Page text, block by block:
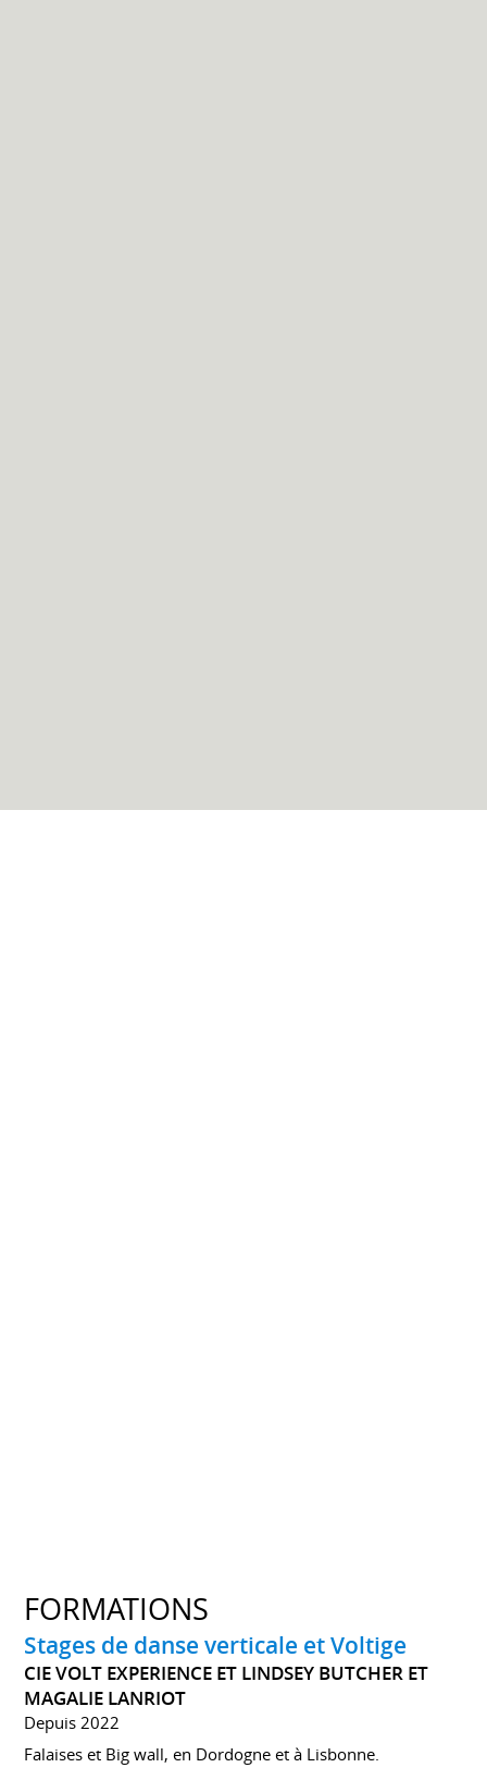
FORMATIONS
Stages de danse verticale et Voltige
CIE VOLT EXPERIENCE ET LINDSEY BUTCHER ET
MAGALIE LANRIOT
Depuis 2022
Falaises et Big wall, en Dordogne et à Lisbonne.